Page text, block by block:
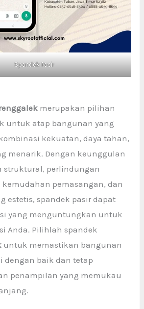
Spandek Pasir
merupakan pilihan
untuk atap bangunan yang
kekuatan, daya tahan,
menarik. Dengan keunggulan
struktural, perlindungan
pemasangan, dan
estetis, spandek pasir dapat
yang menguntungkan untuk
Anda. Pilihlah spandek
untuk memastikan bangunan
dengan baik dan tetap
penampilan yang memukau